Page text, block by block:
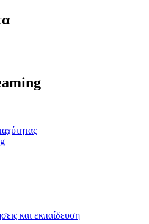
και εκπαίδευση